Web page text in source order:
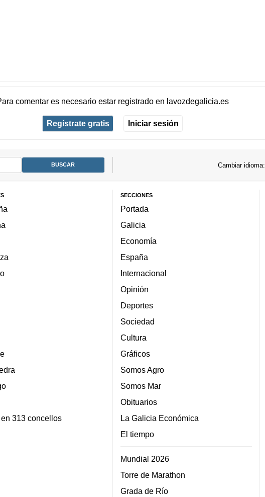
comentar es necesario estar registradoen lavozdegalicia.es
Regístrate gratis Iniciar sesión
Cambiar idioma:
313 concellos
SECCIONES
Portada
Galicia
Economía
España
Internacional
Opinión
Deportes
Sociedad
Cultura
Gráficos
Somos Agro
Somos Mar
Obituarios
La Galicia Económica
El tiempo
Mundial 2026
Torre de Marathon
Grada de Río